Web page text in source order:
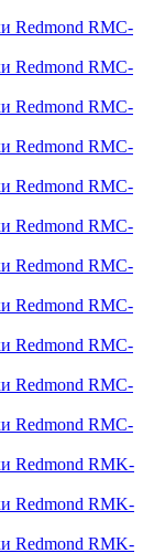
Redmond RMC-
Redmond RMC-
Redmond RMC-
Redmond RMC-
Redmond RMC-
Redmond RMC-
Redmond RMC-
Redmond RMC-
Redmond RMC-
Redmond RMC-
Redmond RMC-
Redmond RMK-
Redmond RMK-
Redmond RMK-